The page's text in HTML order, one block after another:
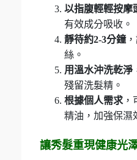
以指腹輕輕按摩
有效成分吸收。
靜待約2-3分鐘
絲。
用溫水沖洗乾淨
殘留洗髮精。
根據個人需求
精油，加強保濕
讓秀髮重現健康光